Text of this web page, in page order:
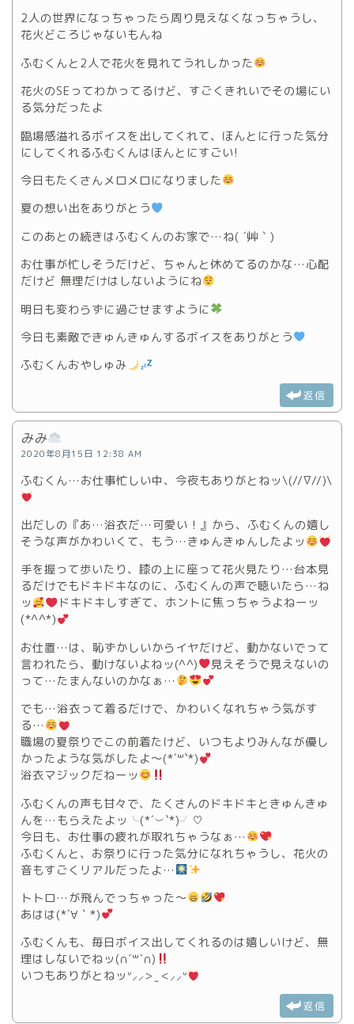
2人の世界になっちゃったら周り見えなくなっちゃうし、
花火どころじゃないもんね
ふむくんと2人で花火を見れてうれしかった
花火のSEってわかってるけど、すごくきれいでその場にい
る気分だったよ
臨場感溢れるボイスを出してくれて、ほんとに行った気分
にしてくれるふむくんはほんとにすごい!
今日もたくさんメロメロになりました
夏の想い出をありがとう
このあとの続きはふむくんのお家で…ね( ´艸｀)
お仕事が忙しそうだけど、ちゃんと休めてるのかな…心配
だけど 無理だけはしないようにね
明日も変わらずに過ごせますように
今日も素敵できゅんきゅんするボイスをありがとう
ふむくんおやしゅみ
返信
みみ
2020年8月15日 12:38 AM
ふむくん…お仕事忙しい中、今夜もありがとねッ\(//∇//)\
出だしの『あ…浴衣だ…可愛い！』から、ふむくんの嬉し
そうな声がかわいくて、もう…きゅんきゅんしたよッ
手を握って歩いたり、膝の上に座って花火見たり…台本見
るだけでもドキドキなのに、ふむくんの声で聴いたら…ね
ッ
ドキドキしすぎて、ホントに焦っちゃうよねーッ
(*^^*)
お仕置…は、恥ずかしいからイヤだけど、動かないでって
言われたら、動けないよねッ(^^)
見えそうで見えないの
って…たまんないのかなぁ…
でも…浴衣って着るだけで、かわいくなれちゃう気がす
る…
職場の夏祭りでこの前着たけど、いつもよりみんなが優し
かったような気がしたよ〜(*´꒳`*)
浴衣マジックだねーッ
ふむくんの声も甘々で、たくさんのドキドキときゅんきゅ
んを…もらえたよッ╰(*´︶`*)╯♡
今日も、お仕事の疲れが取れちゃうなぁ…
ふむくんと、お祭りに行った気分になれちゃうし、花火の
音もすごくリアルだったよ…
トトロ…が飛んでっちゃった〜
あはは(*´∀｀*)
ふむくんも、毎日ボイス出してくれるのは嬉しいけど、無
理はしないでねッ(∩ˊ꒳ˋ∩)
いつもありがとねッᐡ⸝⸝> ̫ <⸝⸝ᐡ
返信